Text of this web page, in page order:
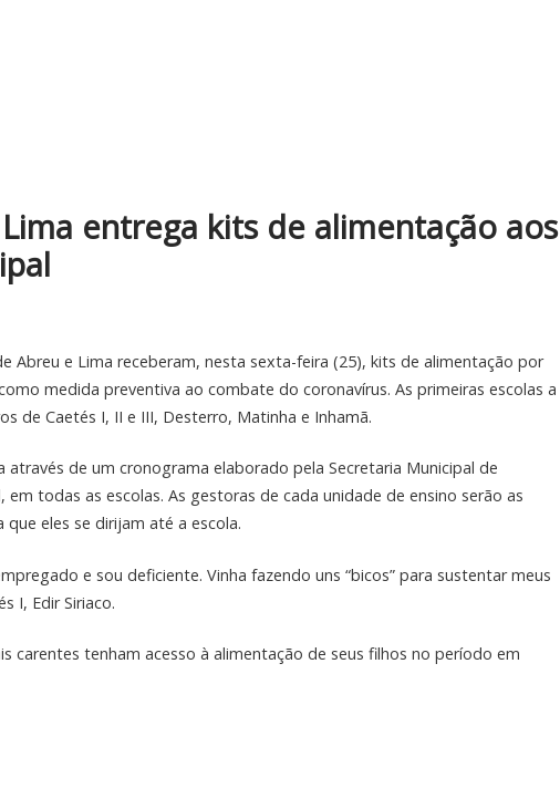
entrega kits de alimentação aos
Abreu e Lima receberam, nesta sexta-feira (25), kits de alimentação por
medida preventiva ao combate do coronavírus. As primeiras escolas a
de Caetés I, II e III, Desterro, Matinha e Inhamã.
de um cronograma elaborado pela Secretaria Municipal de
em todas as escolas. As gestoras de cada unidade de ensino serão as
eles se dirijam até a escola.
e sou deficiente. Vinha fazendo uns “bicos” para sustentar meus
I, Edir Siriaco.
carentes tenham acesso à alimentação de seus filhos no período em